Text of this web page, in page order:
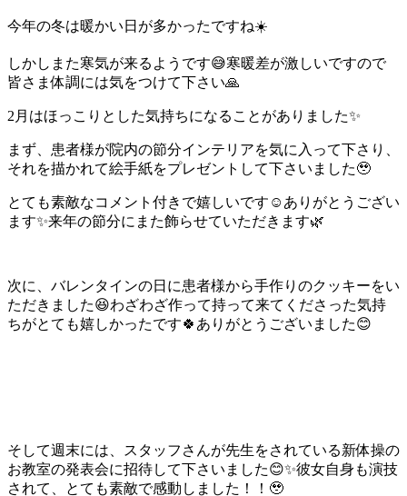
今年の冬は暖かい日が多かったですね☀️
しかしまた寒気が来るようです😅寒暖差が激しいですので
皆さま体調には気をつけて下さい🙏
2月はほっこりとした気持ちになることがありました✨
まず、患者様が院内の節分インテリアを気に入って下さり、
それを描かれて絵手紙をプレゼントして下さいました🥹
とても素敵なコメント付きで嬉しいです☺️ありがとうござい
ます✨来年の節分にまた飾らせていただきます🌿
次に、バレンタインの日に患者様から手作りのクッキーをい
ただきました😆わざわざ作って持って来てくださった気持
ちがとても嬉しかったです🍀ありがとうございました😊
そして週末には、スタッフさんが先生をされている新体操の
お教室の発表会に招待して下さいました😊✨彼女自身も演技
されて、とても素敵で感動しました！！🥹